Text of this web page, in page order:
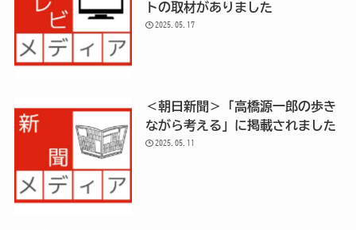
トの取材がありました
2025.05.17
＜朝日新聞＞「高橋源一郎の歩き
ながら考える」に掲載されました
2025.05.11